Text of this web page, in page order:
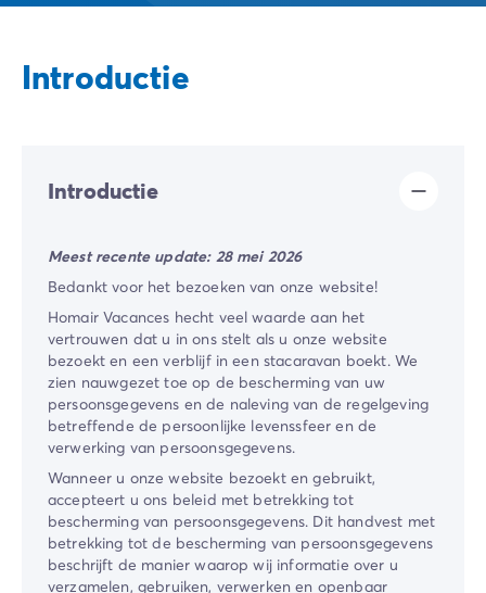
Camping Annecy
Camping Rome
Camping Peschiera Del Garda
Camping Lago Maggiore
Camping Puglia
Camping Sardinië
Camping Toscane
Camping Florence
Camping Montescudaio
Camping Venetië
Camping Lazise
Camping Spanje
Camping Cantabrië
Camping San Sebastian
Camping Portugal
Introductie
Introductie
Meest recente update: 28 mei 2026
Bedankt voor het bezoeken van onze website!
Homair Vacances hecht veel waarde aan het
vertrouwen dat u in ons stelt als u onze website
bezoekt en een verblijf in een stacaravan boekt. We
zien nauwgezet toe op de bescherming van uw
persoonsgegevens en de naleving van de regelgeving
betreffende de persoonlijke levenssfeer en de
verwerking van persoonsgegevens.
Wanneer u onze website bezoekt en gebruikt,
accepteert u ons beleid met betrekking tot
bescherming van persoonsgegevens. Dit handvest met
betrekking tot de bescherming van persoonsgegevens
beschrijft de manier waarop wij informatie over u
verzamelen, gebruiken, verwerken en openbaar